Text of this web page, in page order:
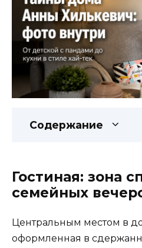
Содержание
Гостиная: зона
семейных
Центральным местом в
оформленная в